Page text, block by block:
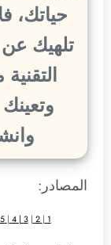
حياتك،
تلهيك
المصادر:
1
|
2
|
3
|
4
|
5